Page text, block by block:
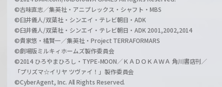
©古味直志／集英社・アニプレックス・シャフト・MBS
©臼井儀人/双葉社・シンエイ・テレビ朝日・ADK
©臼井儀人/双葉社・シンエイ・テレビ朝日・ADK 2001,2002,2014
©貴家悠・橘賢一／集英社・Project TERRAFORMARS
©劇場版ミルキィホームズ製作委員会
©2014 ひろやまひろし・TYPE-MOON／ＫＡＤＯＫＡＷＡ 角川書店刊／
「プリズマ☆イリヤ ツヴァイ！」製作委員会
©CyberAgent, Inc. All Rights Reserved.